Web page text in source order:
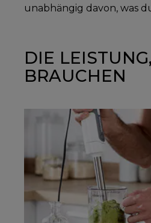
unabhängig davon, was
DIE
BRAUCHEN